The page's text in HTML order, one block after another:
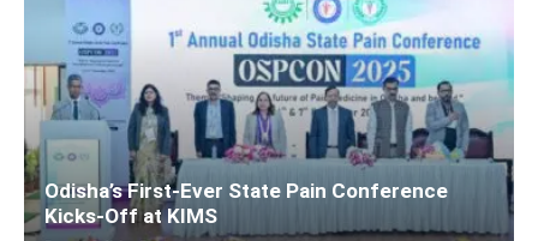
Odisha’s First-Ever State Pain Conference
Kicks-Off at KIMS